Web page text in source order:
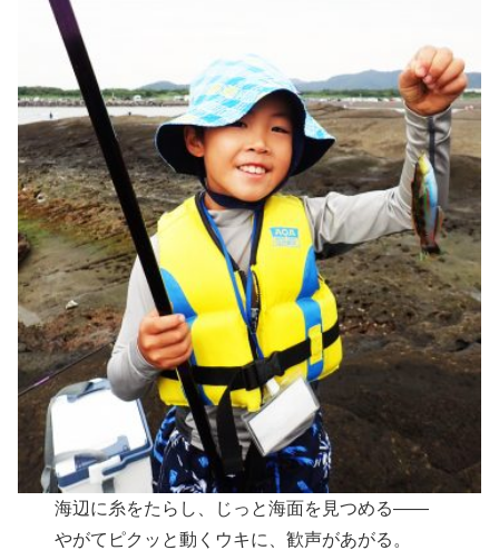
海辺に糸をたらし、じっと海面を見つめる――
やがてピクッと動くウキに、歓声があがる。